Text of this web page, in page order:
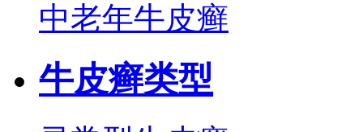
中老年牛皮癣
牛皮癣类型